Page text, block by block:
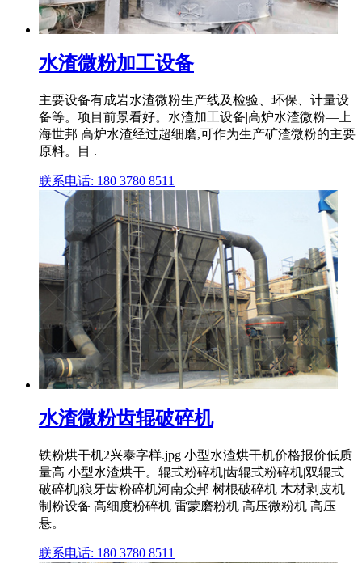
水渣微粉加工设备
主要设备有成岩水渣微粉生产线及检验、环保、计量设
备等。项目前景看好。水渣加工设备|高炉水渣微粉—上
海世邦 高炉水渣经过超细磨,可作为生产矿渣微粉的主要
原料。目 .
联系电话: 180 3780 8511
水渣微粉齿辊破碎机
铁粉烘干机2兴泰字样.jpg 小型水渣烘干机价格报价低质
量高 小型水渣烘干。辊式粉碎机|齿辊式粉碎机|双辊式
破碎机|狼牙齿粉碎机河南众邦 树根破碎机 木材剥皮机
制粉设备 高细度粉碎机 雷蒙磨粉机 高压微粉机 高压
悬。
联系电话: 180 3780 8511